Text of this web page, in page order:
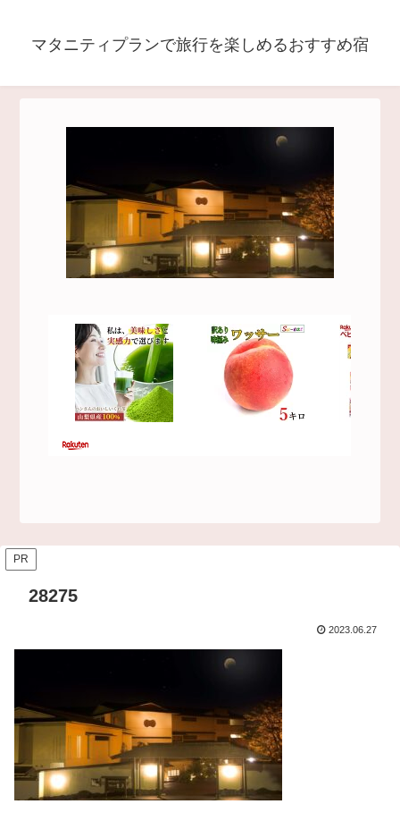
マタニティプランで旅行を楽しめるおすすめ宿
PR
28275
2023.06.27